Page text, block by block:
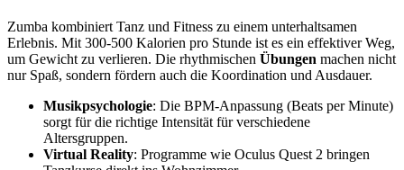
Zumba kombiniert Tanz und Fitness zu einem unterhaltsamen
Erlebnis. Mit 300-500 Kalorien pro Stunde ist es ein effektiver Weg,
um Gewicht zu verlieren. Die rhythmischen Übungen machen nicht
nur Spaß, sondern fördern auch die Koordination und Ausdauer.
Musikpsychologie: Die BPM-Anpassung (Beats per Minute)
sorgt für die richtige Intensität für verschiedene
Altersgruppen.
Virtual Reality: Programme wie Oculus Quest 2 bringen